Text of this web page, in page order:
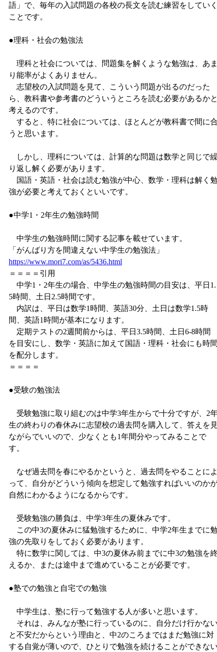
語」で、毎年の入試問題の各校の長文を読む練習をしてい
ことです。
●理科・社会の勉強法
理科と社会については、問題集を解くような勉強は、あ
り能率がよくありません。
志望校の入試問題を見て、こういう問題が出るのだった
ら、教科書や参考書のどういうところを読む必要があるか
考えるのです。
すると、特に社会については、ほとんどが教科書で間に
うと思います。
しかし、理科については、計算的な問題は数学と同じで
り返し解く必要があります。
国語・英語・社会は読む勉強が中心、数学・理科は解く
強が必要と考えておくといいです。
●中学1・2年生の勉強時間
中学生の勉強時間に関する記事を載せています。
「がんばり方を間違えない中学生の勉強法」
https://www.mori7.com/as/5436.html
＝＝＝＝引用
中学1・2年生の場合、中学生の勉強時間の目安は、平日1.
5時間、土日2.5時間です。
内訳は、平日は数学1時間、英語30分、土日は数学1.5時
間、英語1時間が基本になります。
定期テストの2週間前からは、平日3.5時間、土日6-8時間
を目安にし、数学・英語に加えて国語・理科・社会にも時
を配分します。
＝＝＝＝
●受験の勉強法
受験勉強に取り組むのは中学3年生からで十分ですが、2
生の終わりの春休みに志望校の過去問を購入して、答えを
ながらでいいので、少なくとも1年間分やってみることで
す。
なぜ過去問を春にやるかというと、過去問をやることに
って、自分がどういう傾向を想定して勉強すればいいのか
自然にわかるようになるからです。
受験勉強の勝負は、中学3年生の夏休みです。
この中3の夏休みに猛勉強するために、中学2年生までに
強の先取りをしておく必要があります。
特に数学に関しては、中3の夏休み前までに中3の勉強を
えるか、または途中まで進めていることが必要です。
●塾での勉強と自宅での勉強
中学生は、塾に行って勉強する人が多いと思います。
それは、みんなが塾に行っているのに、自分だけ行かな
と不安だからという理由と、中2のころまではまだ勉強に対
する自覚が薄いので、ひとりで勉強を続けることができな